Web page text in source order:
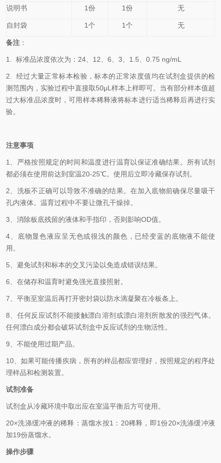
说明书 1份 1份 无
自封袋 1个 1个 无
备注 ：
1. 标准品浓度依次为 ： 24 、12、6、3、1.5、0.75 ng/mL
2. 经过大量正常标本检验，标本的正常浓度值均在试剂盒提供的检
测范围内，实验过程中直接取50μL 样本上样即可。当有部分样本值超
过大标准品浓度时，可用样本稀释液将标本进行适当稀释后再进行实
验。
注意事项
1、 严格按照规定的时间和温度进行温育以保证准确结果。所有试剂
都必须在使用前达到室温20-25℃。使用后立即冷藏保存试剂。
2、 洗板不正确可以导致不准确的结果。在加入底物前确保尽量吸干
孔内液体。温育过程中不要让微孔干燥掉。
3、 消除板底残留的液体和手指印，否则影响OD值。
4、
底物显色液应呈无色或很浅的颜色，已经变蓝的底物液不能使
用。
5、 避免试剂和标本的交叉污染以免造成错误结果。
6、 在储存和温育时避免强光直接照射。
7、 平衡至室温后再打开密封袋以防水滴凝聚在冷板条上。
8、 任何反应试剂不能接触漂白溶剂或漂白溶剂所散发的强烈气体。
任何漂白成分都会破坏试剂盒中反应试剂的生物活性。
9、 不能使用过期产品。
10、如果可能传播疾病，所有的样品都应管理好，按照规定的程序处
理样品和检测装置。
试剂准备
试剂盒从冷藏环境中取出应在室温平衡后方可使用。
20×洗涤缓冲液的稀释：蒸馏水按1：20稀释，即1份20×洗涤缓冲液
加19份蒸馏水。
操作步骤